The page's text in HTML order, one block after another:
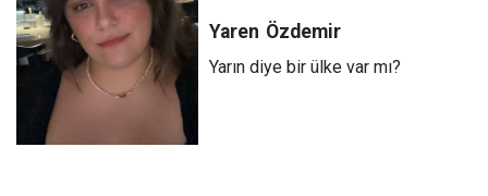
Yaren Özdemir
Yarın diye bir ülke var mı?